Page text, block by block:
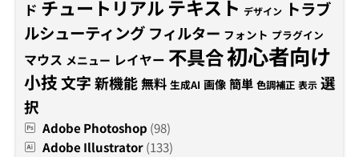
ド チュートリアルテキスト デザイン トラブ
ルシューティング フィルター フォント プラグイン
マウス メニュー レイヤー 不具合初心者向け
小技文字新機能無料 生成AI 画像 簡単 色調補正 表示 選
択
Adobe Photoshop (98)
Adobe Illustrator(133)